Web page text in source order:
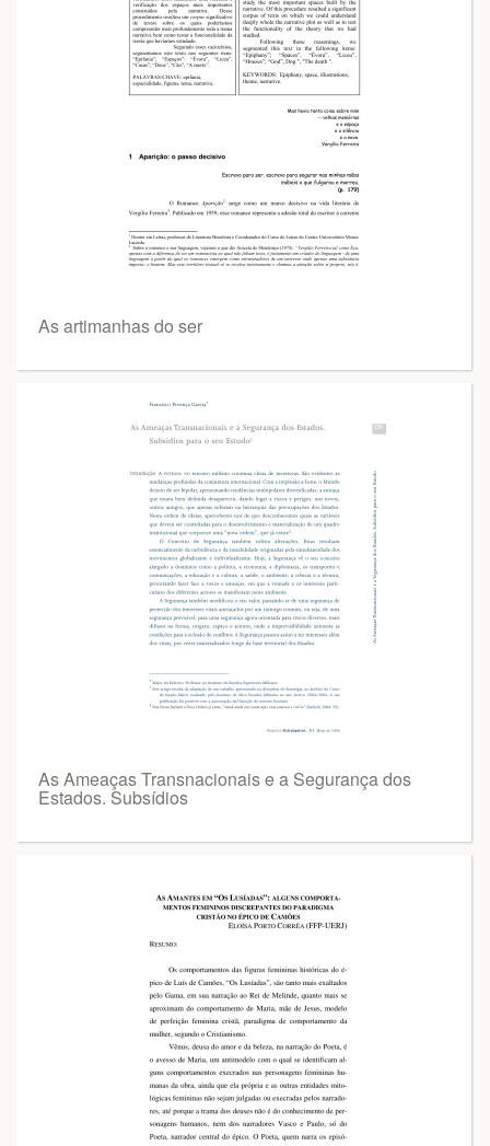
As artimanhas do ser
As Ameaças Transnacionais e a Segurança dos
Estados. Subsídios